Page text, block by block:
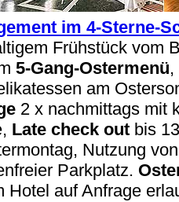
im 4-Sterne-
Frühstück vom
5-Gang-Ostermenü,
am
2 x nachmittags mit
, Late check out bis
Nutzung
Parkplatz.
Hotel auf Anfrage